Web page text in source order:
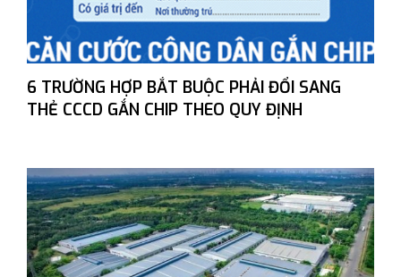
6 TRƯỜNG HỢP BẮT BUỘC PHẢI ĐỔI SANG
THẺ CCCD GẮN CHIP THEO QUY ĐỊNH